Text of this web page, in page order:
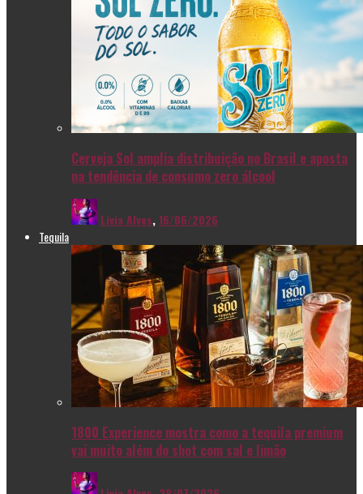
Cerveja Sol amplia distribuição no Brasil e aposta
na tendência de consumo zero álcool
Livia Alves,16/06/2026
Tequila
1800 Experience mostra como a tequila premium
vai muito além do shot com sal e limão